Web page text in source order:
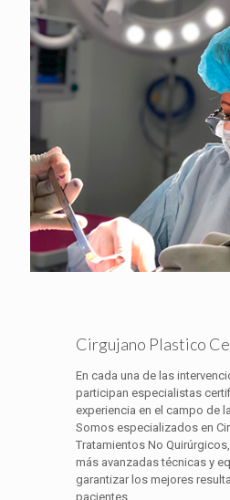
Cirgujano Plastico
En cada una de las
participan especialistas
experiencia en el campo de
Somos especializados en
Tratamientos No
más avanzadas técnicas y
garantizar los mejores
pacientes.